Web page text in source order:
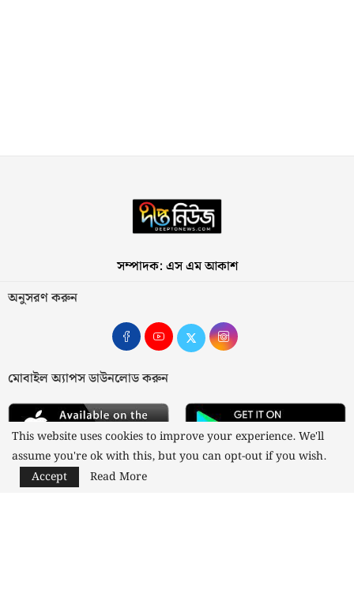
সম্পাদক: এস এম আকাশ
অনুসরণ করুন
মোবাইল অ্যাপস ডাউনলোড করুন
This website uses cookies to improve your experience. We'll
assume you're ok with this, but you can opt-out if you wish.
Accept
Read More